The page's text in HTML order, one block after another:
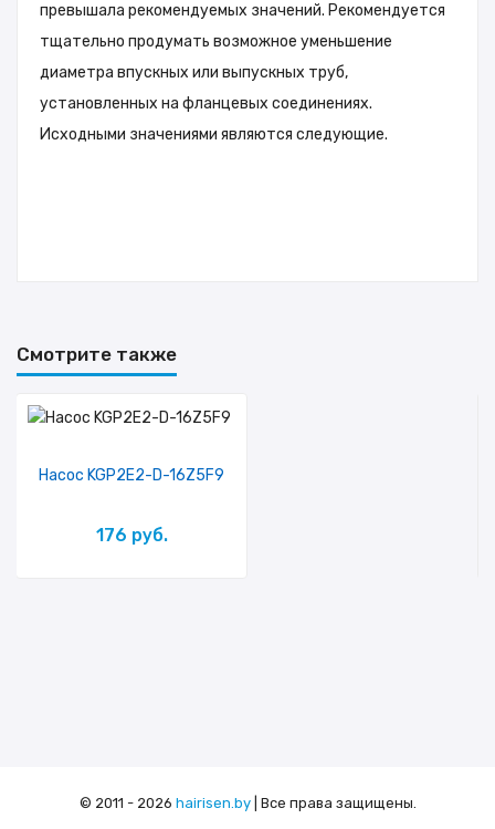
превышала рекомендуемых значений. Рекомендуется
тщательно продумать возможное уменьшение
диаметра впускных или выпускных труб,
установленных на фланцевых соединениях.
Исходными значениями являются следующие.
Смотрите также
Насос KGP2E2-D-16Z5F9
176 руб.
© 2011 - 2026 hairisen.by| Все права защищены.